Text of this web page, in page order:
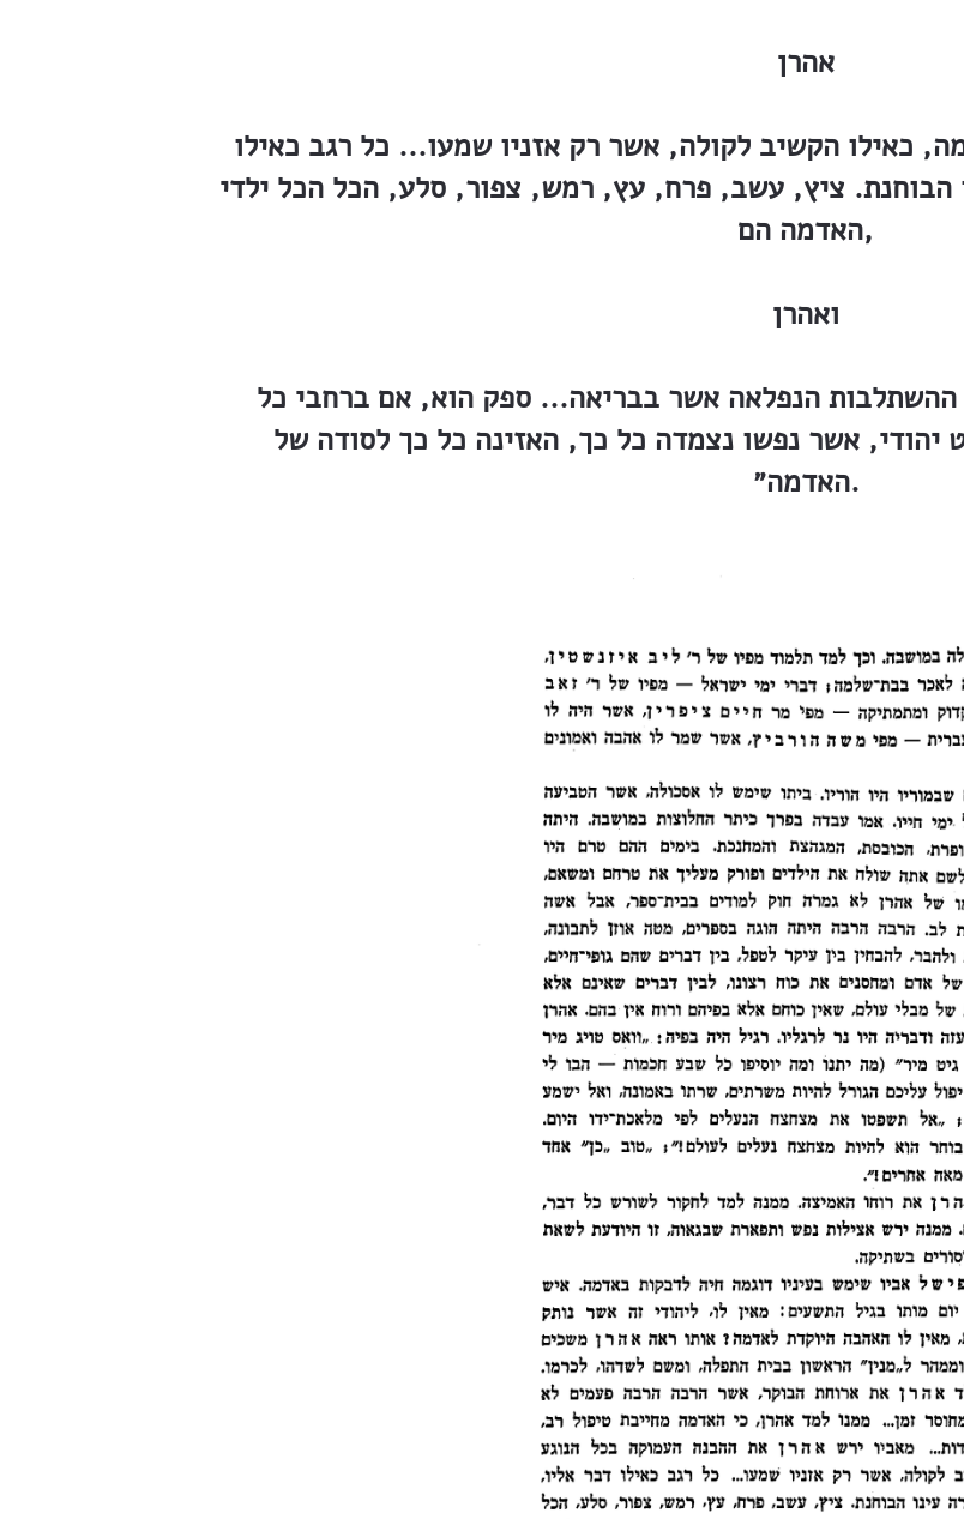
אהרן
כאילו הקשיב לקולה, אשר רק אזניו שמעו... כל רגב כאילו
הבוחנת. ציץ, עשב, פרח, עץ, רמש, צפור, סלע, הכל הכל ילדי
האדמה הם,
ואהרן
הנפלאה אשר בבריאה... ספק הוא, אם ברחבי כל
יהודי, אשר נפשו נצמדה כל כך, האזינה כל כך לסודה של
האדמה״.